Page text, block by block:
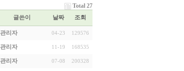
Total 27
글쓴이 날짜 조회
관리자 04-23 129576
관리자 11-19 168535
관리자 07-08 200328